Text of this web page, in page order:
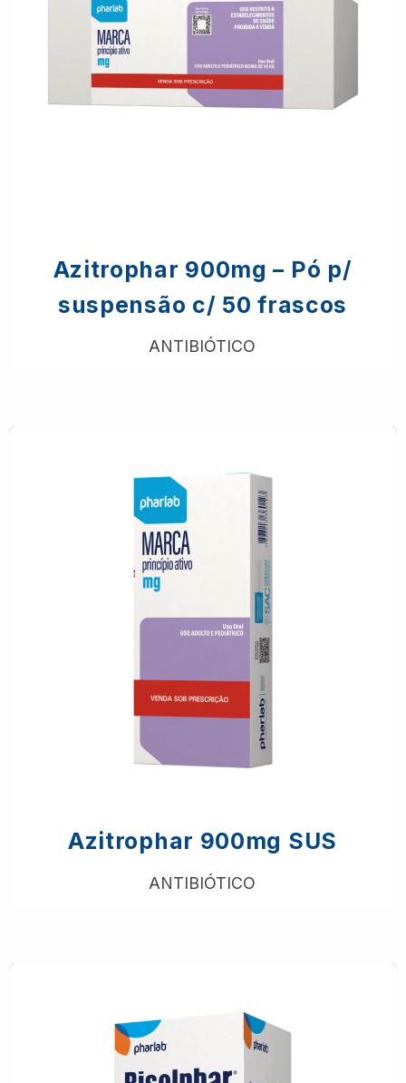
Azitrophar 900mg – Pó p/
suspensão c/ 50 frascos
ANTIBIÓTICO
Azitrophar 900mg SUS
ANTIBIÓTICO